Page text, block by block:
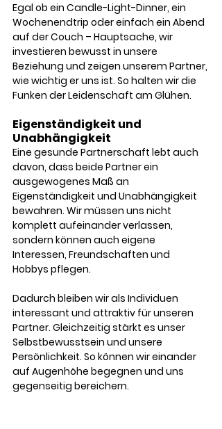
Egal ob ein Candle-Light-Dinner, ein
Wochenendtrip oder einfach ein Abend
auf der Couch – Hauptsache, wir
investieren bewusst in unsere
Beziehung und zeigen unserem Partner,
wie wichtig er uns ist. So halten wir die
Funken der Leidenschaft am Glühen.
Eigenständigkeit und
Unabhängigkeit
Eine gesunde Partnerschaft lebt auch
davon, dass beide Partner ein
ausgewogenes Maß an
Eigenständigkeit und Unabhängigkeit
bewahren. Wir müssen uns nicht
komplett aufeinander verlassen,
sondern können auch eigene
Interessen, Freundschaften und
Hobbys pflegen.
Dadurch bleiben wir als Individuen
interessant und attraktiv für unseren
Partner. Gleichzeitig stärkt es unser
Selbstbewusstsein und unsere
Persönlichkeit. So können wir einander
auf Augenhöhe begegnen und uns
gegenseitig bereichern.